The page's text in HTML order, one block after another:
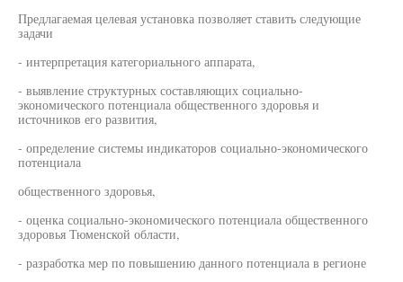
Предлагаемая целевая установка позволяет ставить следующие
задачи
- интерпретация категориального аппарата,
- выявление структурных составляющих социально-
экономического потенциала общественного здоровья и
источников его развития,
- определение системы индикаторов социально-экономического
потенциала
общественного здоровья,
- оценка социально-экономического потенциала общественного
здоровья Тюменской области,
- разработка мер по повышению данного потенциала в регионе